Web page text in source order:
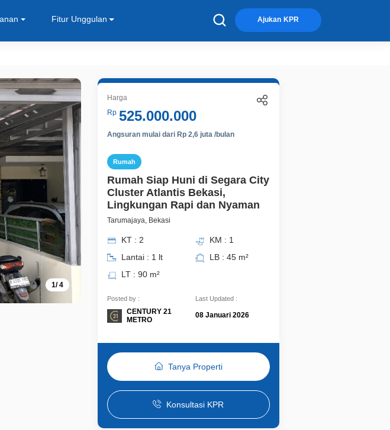
Fitur Unggulan Ajukan KPR
1/4
Harga
Rp 525.000.000
Angsuran mulai dari Rp 2,6 juta /bulan
Rumah
Rumah Siap Huni di Segara City
Cluster Atlantis Bekasi,
Lingkungan Rapi dan Nyaman
Tarumajaya, Bekasi
KT : 2
KM : 1
Lantai : 1 lt
LB : 45 m²
LT : 90 m²
Posted by :
CENTURY 21
METRO
Last Updated :
08 Januari 2026
Tanya Properti
Konsultasi KPR